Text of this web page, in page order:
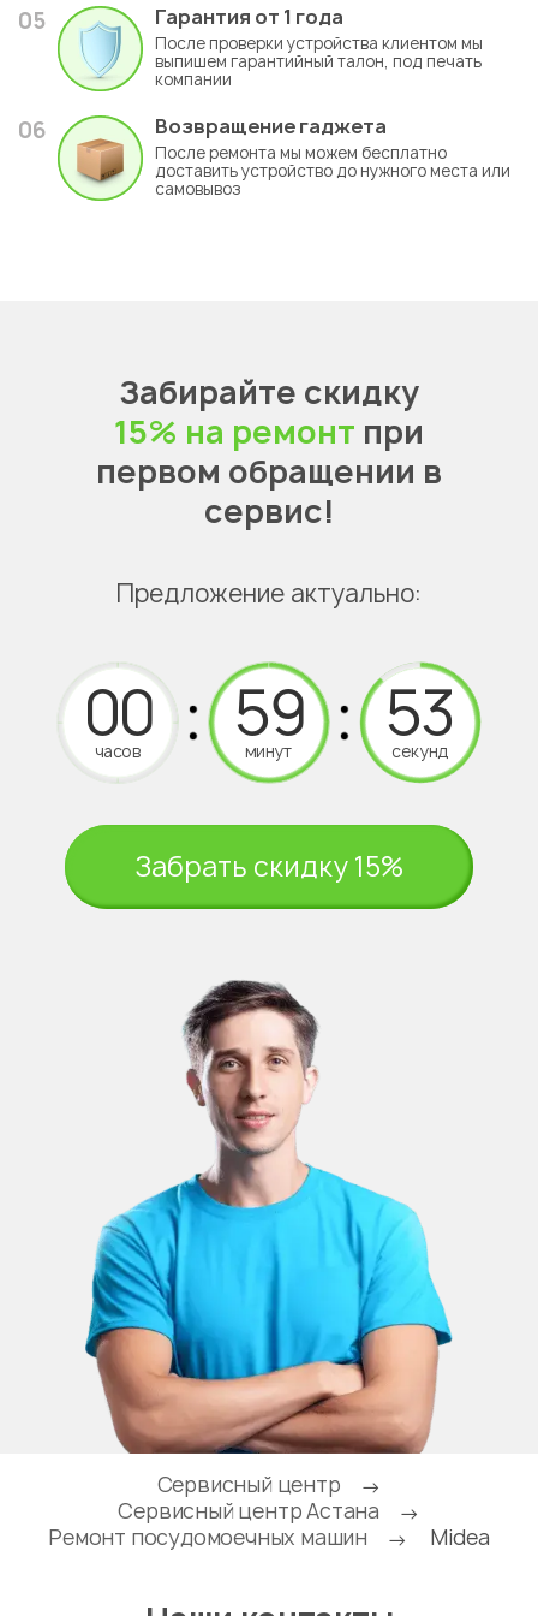
05 Гарантия от 1 года
После проверки устройства клиентом мы
выпишем гарантийный талон, под печать
компании
06 Возвращение гаджета
После ремонта мы можем бесплатно
доставить устройство до нужного места или
самовывоз
Забирайте скидку
15% на ремонт при
первом обращении в
сервис!
Предложение актуально:
часов минут секунд
Забрать скидку 15%
Сервисный центр
→
Сервисный центр Астана
→
Ремонт посудомоечных машин
→ Midea